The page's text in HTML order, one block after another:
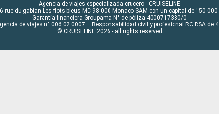
Agencia de viajes especializada crucero - CRUISELINE
rue du gabian Les flots bleus MC 98 000 Monaco SAM con un capital de 150 000
Garantía financiera Groupama N° de póliza 4000717380/0
de viajes n° 006 02 0007 – Responsabilidad civil y profesional RC RSA de
© CRUISELINE 2026 - all rights reserved